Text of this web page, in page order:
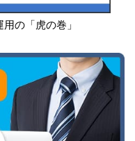
の「虎の巻」